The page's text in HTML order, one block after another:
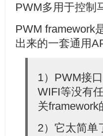
PWM多用于控制
PWM framework
出来的一套通用
1）PWM接
WIFI等没有
关framework
2）它太简单